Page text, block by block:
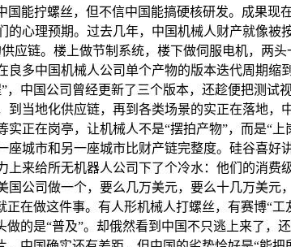
能拧螺丝，但不信中国能搞硬核研发。成果现
心理预期。过去几年，中国机械人财产就像被
应链。楼上做节制系统，楼下做伺服电机，两
良多中国机械人公司单个产物的版本迭代周期缩
中国公司曾经更新了三个版本，还趁便把测试
当地化供应链，再到各类场景的实正在落地，
正在岗亭，让机械人不是“摆拍产物”，而是“上
城市和另一座城市比财产链完整度。硅谷喜好
来给所无机器人公司下了个冷水：他们的消费
公司做一个，要么几万美元，要么十几万美元
在做这件事。有人形机械人打螺丝，有赛博“
的是“普及”。却俄然看到中国不只逃上来了，